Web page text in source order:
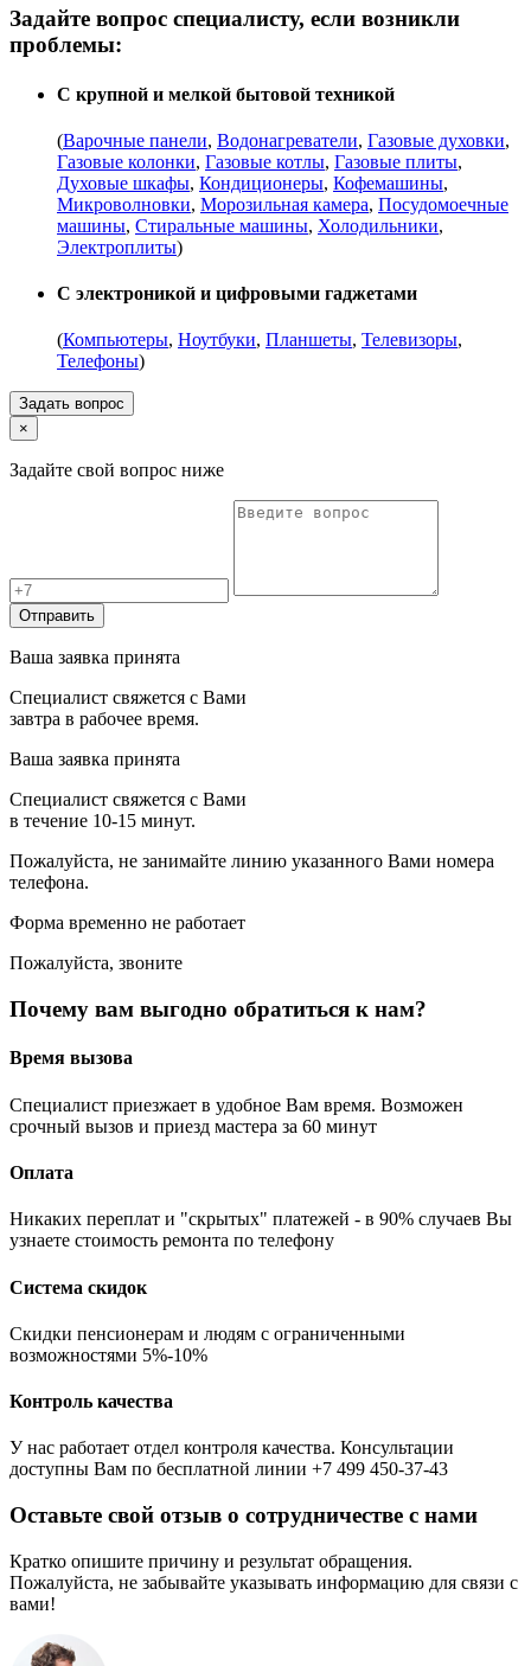
Задайте вопрос специалисту, если возникли
проблемы:
С крупной и мелкой бытовой техникой
(Варочные панели, Водонагреватели, Газовые духовки,
Газовые колонки, Газовые котлы, Газовые плиты,
Духовые шкафы, Кондиционеры, Кофемашины,
Микроволновки, Морозильная камера, Посудомоечные
машины, Стиральные машины, Холодильники,
Электроплиты)
С электроникой и цифровыми гаджетами
(Компьютеры, Ноутбуки, Планшеты, Телевизоры,
Телефоны)
Задать вопрос
×
Задайте свой вопрос ниже
Отправить
Ваша заявка принята
Специалист свяжется с Вами
завтра в рабочее время.
Ваша заявка принята
Специалист свяжется с Вами
в течение 10-15 минут.
Пожалуйста, не занимайте линию указанного Вами номера
телефона.
Форма временно не работает
Пожалуйста, звоните
Почему вам выгодно обратиться к нам?
Время вызова
Специалист приезжает в удобное Вам время. Возможен
срочный вызов и приезд мастера за 60 минут
Оплата
Никаких переплат и "скрытых" платежей - в 90% случаев Вы
узнаете стоимость ремонта по телефону
Система скидок
Скидки пенсионерам и людям с ограниченными
возможностями 5%-10%
Контроль качества
У нас работает отдел контроля качества. Консультации
доступны Вам по бесплатной линии +7 499 450-37-43
Оставьте свой отзыв о сотрудничестве с нами
Кратко опишите причину и результат обращения.
Пожалуйста, не забывайте указывать информацию для связи с
вами!